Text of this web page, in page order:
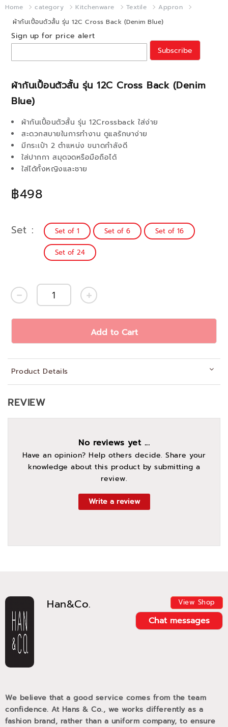
Home category Kitchenware Textile
Appron
ผ้ากันเปื้อนตัวสั้น รุ่น 12C Cross Back (Denim Blue)
ผ้ากันเปื้อนตัวสั้น รุ่น 12C Cross Back (Denim
Blue)
฿498
ผ้ากันเปื้อนตัวสั้น รุ่น 12Crossback ใส่ง่าย
สะดวกสบายในการทำงาน ดูแลรักษาง่าย
มีกระเป๋า 2 ตำแหน่ง ขนาดกำลังดี
ใส่ปากกา สมุดจดหรือมือถือได้
ใส่ได้ทั้งหญิงและชาย
Sign up for price alert
Subscribe
Set Set of 1 Set of 6 Set of 16
Set of 24
Add to Cart
Product Details
Han&Co. View Shop
Chat messages
We believe that a good service comes from the team
confidence. At Hans & Co., we works differently as a
fashion brand, rather than a uniform company, to ensure
REVIEW
No reviews yet ...
Have an opinion? Help others decide. Share your
knowledge about this product by submitting a
review.
Write a review